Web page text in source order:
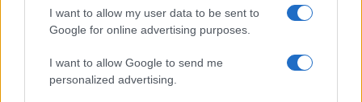
I want to allow my user data to be sent to
Google for online advertising purposes.
I want to allow Google to send me
personalized advertising.
Στις συγκεκριμένες περιοχές οι κάτοικοι
κοιμήθηκαν το βράδυ της Δευτέρας (03.02.25)
μέσα στα αυτοκίνητά τους, έξω από τα σπίτια